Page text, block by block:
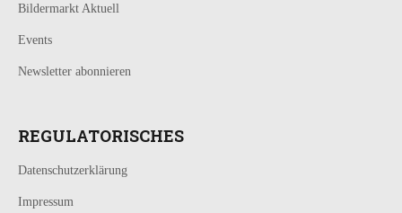
Bildermarkt Aktuell
Events
Newsletter abonnieren
REGULATORISCHES
Datenschutzerklärung
Impressum